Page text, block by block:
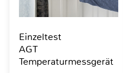
Einzeltest
AGT
Temperaturmessgerät